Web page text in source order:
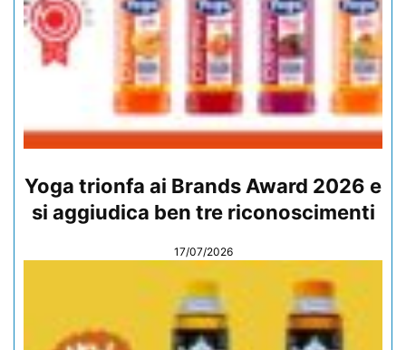
Yoga trionfa ai Brands Award 2026 e
si aggiudica ben tre riconoscimenti
17/07/2026